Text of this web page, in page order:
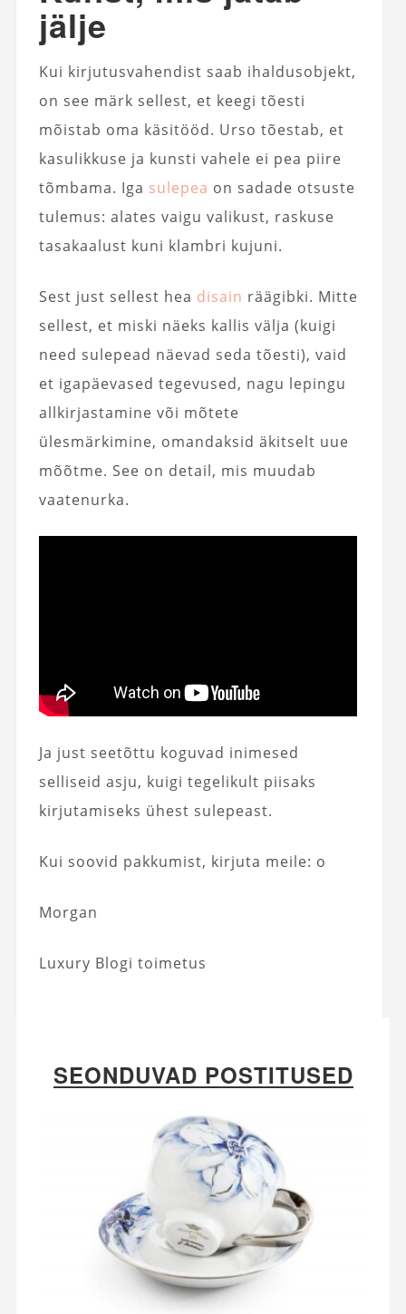
jälje
Kui kirjutusvahendist saab ihaldusobjekt,
on see märk sellest, et keegi tõesti
mõistab oma käsitööd. Urso tõestab, et
kasulikkuse ja kunsti vahele ei pea piire
tõmbama. Iga sulepea on sadade otsuste
tulemus: alates vaigu valikust, raskuse
tasakaalust kuni klambri kujuni.
Sest just sellest hea disain räägibki. Mitte
sellest, et miski näeks kallis välja (kuigi
need sulepead näevad seda tõesti), vaid
et igapäevased tegevused, nagu lepingu
allkirjastamine või mõtete
ülesmärkimine, omandaksid äkitselt uue
mõõtme. See on detail, mis muudab
vaatenurka.
Ja just seetõttu koguvad inimesed
selliseid asju, kuigi tegelikult piisaks
kirjutamiseks ühest sulepeast.
Kui soovid pakkumist, kirjuta meile: o
Morgan
Luxury Blogi toimetus
SEONDUVAD POSTITUSED